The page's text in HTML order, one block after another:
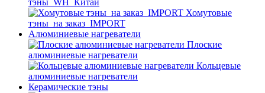
тэны_WH_Китай
Хомутовые
тэны_на заказ_IMPORT
Алюминиевые нагреватели
Плоские
алюминиевые нагреватели
Кольцевые
алюминиевые нагреватели
Керамические тэны